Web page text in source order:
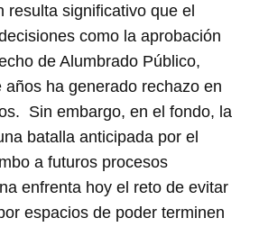
resulta significativo que el
como la aprobación
de Alumbrado Público,
años ha generado rechazo en
Sin embargo, en el fondo, la
batalla anticipada por el
a futuros procesos
enfrenta hoy el reto de evitar
espacios de poder terminen